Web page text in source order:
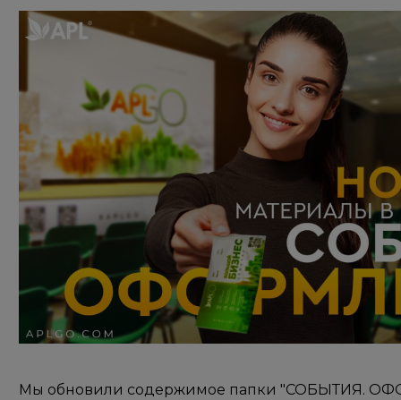
Мы обновили содержимое папки "СОБЫТИЯ.